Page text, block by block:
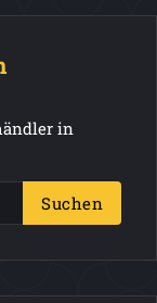
in
Suchen